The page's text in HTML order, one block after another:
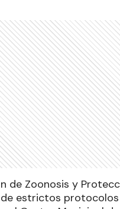
de Zoonosis y
estrictos